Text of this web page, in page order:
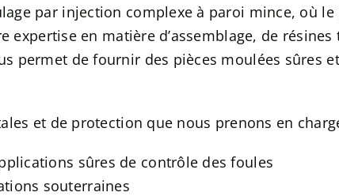
par injection complexe à paroi mince, où
expertise en matière d’assemblage, de
permet de fournir des pièces moulées sûres
et de protection que nous prenons en
sûres de contrôle des foules
souterraines